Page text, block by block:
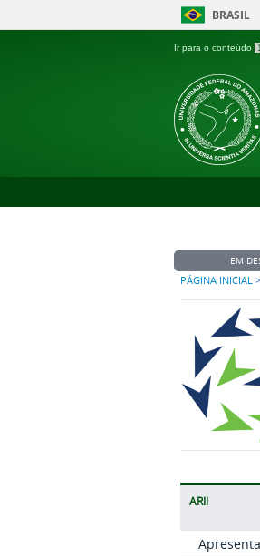
BRASIL
Ir para o conteúdo 1
EM
PÁGINA INICIAL >
ARII